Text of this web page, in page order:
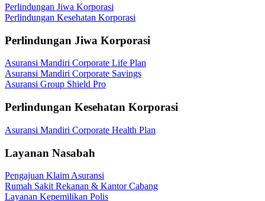
Perlindungan Jiwa Korporasi
Perlindungan Kesehatan Korporasi
Perlindungan Jiwa Korporasi
Asuransi Mandiri Corporate Life Plan
Asuransi Mandiri Corporate Savings
Asuransi Group Shield Pro
Perlindungan Kesehatan Korporasi
Asuransi Mandiri Corporate Health Plan
Layanan Nasabah
Pengajuan Klaim Asuransi
Rumah Sakit Rekanan & Kantor Cabang
Layanan Kepemilikan Polis